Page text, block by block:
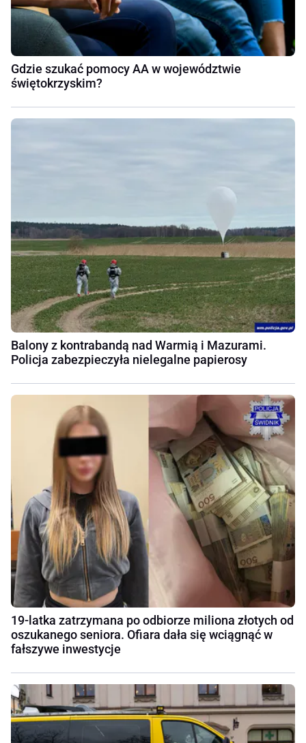
Gdzie szukać pomocy AA w województwie
świętokrzyskim?
Balony z kontrabandą nad Warmią i Mazurami.
Policja zabezpieczyła nielegalne papierosy
19-latka zatrzymana po odbiorze miliona złotych od
oszukanego seniora. Ofiara dała się wciągnąć w
fałszywe inwestycje